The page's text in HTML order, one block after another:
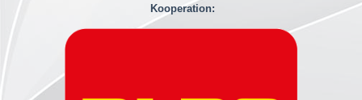
Kooperation: